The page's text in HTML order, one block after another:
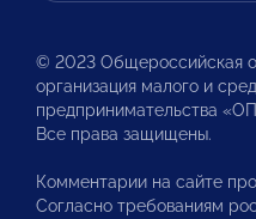
© 2023 Общероссийская
организация малого и
предпринимательства
Все права защищены.
Комментарии на сайте
Согласно требованиям